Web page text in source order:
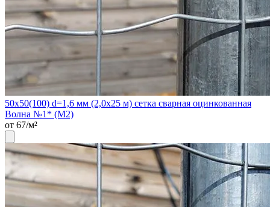
50х50(100) d=1,6 мм (2,0х25 м) сетка сварная оцинкованная
Волна №1* (М2)
от 67/м²